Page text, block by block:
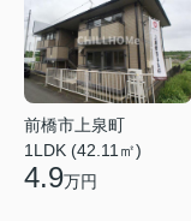
前橋市上泉町
1LDK (42.11㎡)
4.9万円